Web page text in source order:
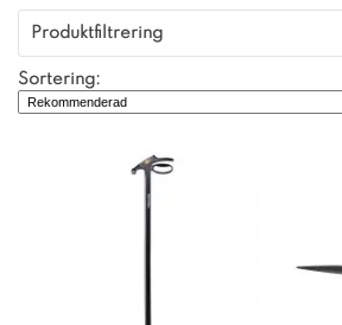
Produktfiltrering
Sortering: